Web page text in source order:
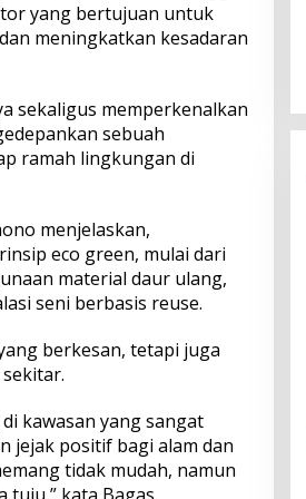
yang bertujuan untuk
meningkatkan kesadaran
sekaligus memperkenalkan
sebuah
ramah lingkungan di
menjelaskan,
eco green, mulai dari
material daur ulang,
seni berbasis reuse.
berkesan, tetapi juga
kawasan yang sangat
jejak positif bagi alam dan
tidak mudah, namun
Ekosistem Pariwisata
Serapan Investasi, Sira